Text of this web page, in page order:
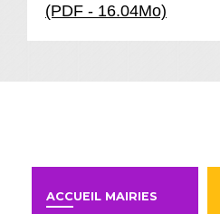
(PDF - 16.04Mo)
ACCUEIL MAIRIES